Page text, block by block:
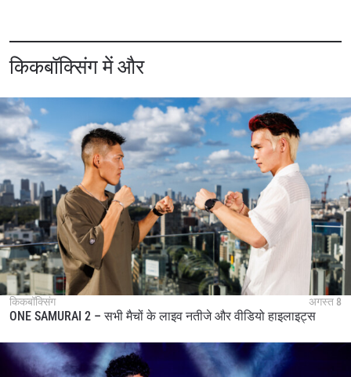
किकबॉक्सिंग में और
किकबॉक्सिंग अगस्त 8
ONE SAMURAI 2 – सभी मैचों के लाइव नतीजे और वीडियो हाइलाइट्स